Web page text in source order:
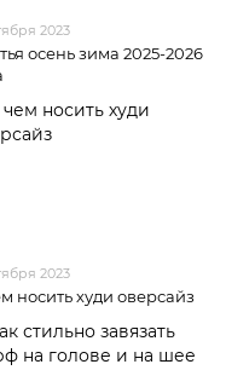
2023
осень зима 2025-2026
2023
носить худи оверсайз